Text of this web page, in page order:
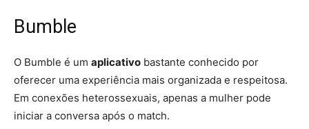
Bumble
O Bumble é um aplicativo bastante conhecido por
oferecer uma experiência mais organizada e respeitosa.
Em conexões heterossexuais, apenas a mulher pode
iniciar a conversa após o match.